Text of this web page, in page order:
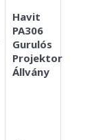
Havit
PA306
Gurulós
Projektor
Állvány